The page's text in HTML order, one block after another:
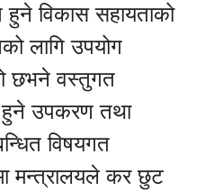
हुने विकास सहायताको
लागि उपयोग
छभने वस्तुगत
हुने उपकरण तथा
विषयगत
मन्त्रालयले कर छुट